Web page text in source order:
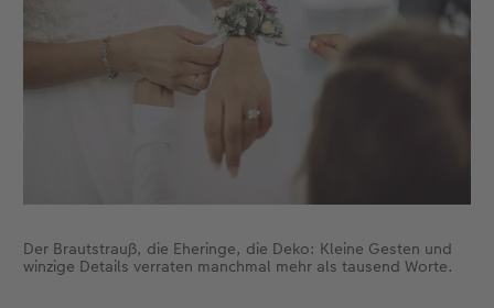
Der Brautstrauß, die Eheringe, die Deko: Kleine Gesten und
winzige Details verraten manchmal mehr als tausend Worte.